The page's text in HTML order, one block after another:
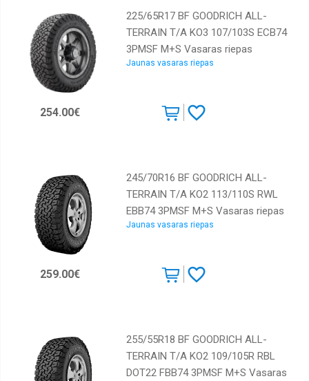
225/65R17 BF GOODRICH ALL-
TERRAIN T/A KO3 107/103S ECB74
3PMSF M+S Vasaras riepas
Jaunas vasaras riepas
254.00€
245/70R16 BF GOODRICH ALL-
TERRAIN T/A KO2 113/110S RWL
EBB74 3PMSF M+S Vasaras riepas
Jaunas vasaras riepas
259.00€
255/55R18 BF GOODRICH ALL-
TERRAIN T/A KO2 109/105R RBL
DOT22 FBB74 3PMSF M+S Vasaras